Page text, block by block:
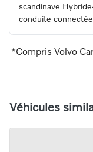
scandinave
conduite
*Compris Volvo
Véhicules